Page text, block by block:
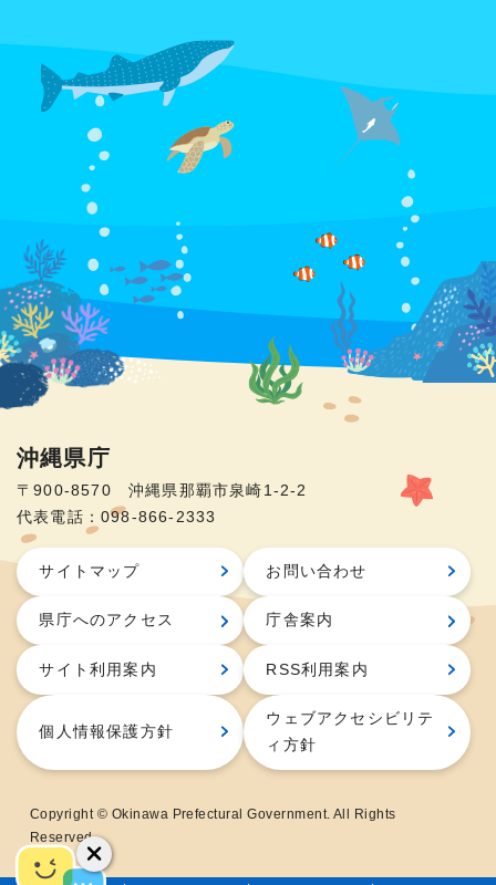
沖縄県庁
〒900-8570 沖縄県那覇市泉崎1-2-2
代表電話：098-866-2333
サイトマップ お問い合わせ
県庁へのアクセス 庁舎案内
サイト利用案内 RSS利用案内
個人情報保護方針
ウェブアクセシビリテ
ィ方針
Copyright © Okinawa Prefectural Government. All Rights
Reserved.